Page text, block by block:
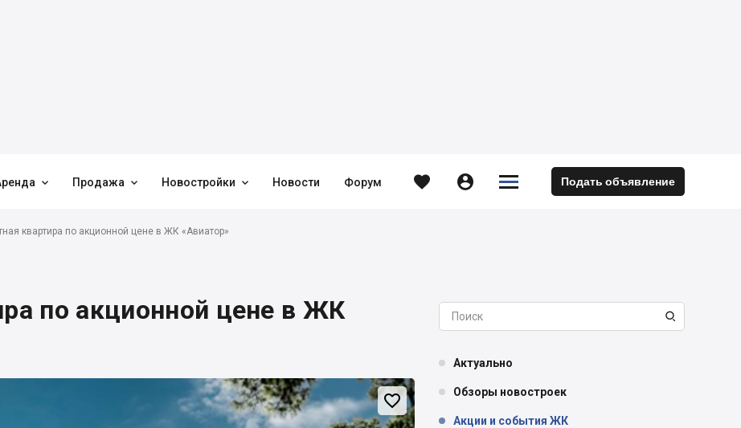
 Продажа  Новостройки  Новости Форум   

 Подать объявление
квартира по акционной цене в ЖК «Авиатор»
по акционной цене в ЖК


Актуально
Обзоры новостроек
Акции и события ЖК